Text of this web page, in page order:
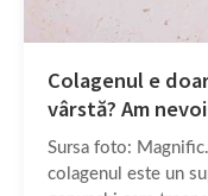
Colagenul e
vârstă? Am
Sursa foto:
colagenul este un